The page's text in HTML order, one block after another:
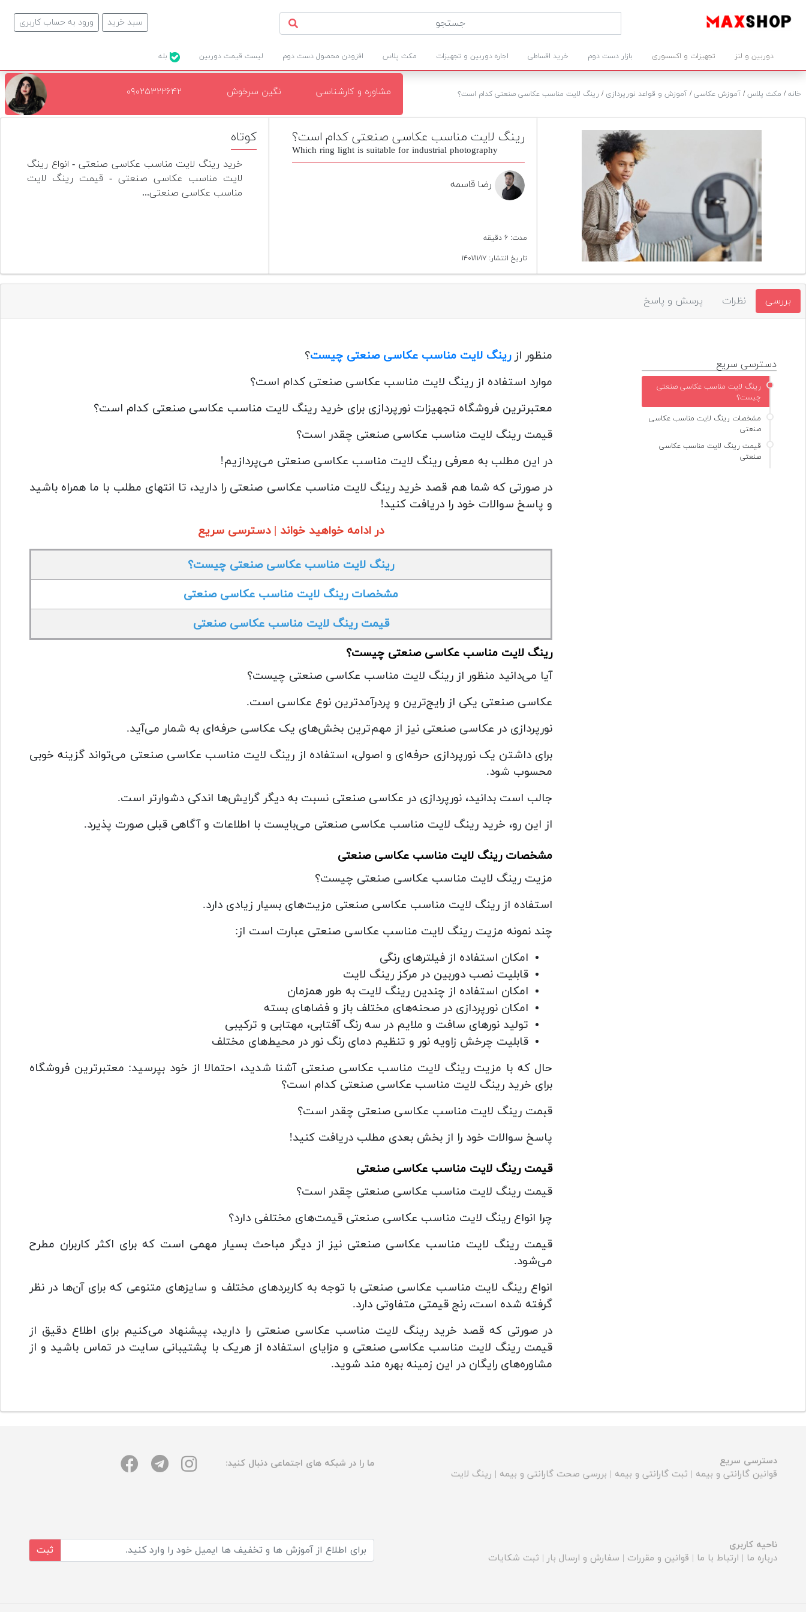
ورود به حساب کاربری سبد خرید
دوربین و لنز تجهیزات و اکسسوری بازار دست دوم خرید اقساطی اجاره دوربین و تجهیزات مکث پلاس افزودن محصول دست دوم لیست قیمت دوربین
خانه/ مکث پلاس/ آموزش عکاسی/ آموزش و قواعد نورپردازی / رینگ لایت مناسب عکاسی صنعتی کدام است؟ مشاوره و کارشناسی نگین سرخوش ۰۹۰۲۵۳۲۲۶۴۲
کوتاه
خرید رینگ لایت مناسب عکاسی صنعتی - انواع رینگ
لایت مناسب عکاسی صنعتی - قیمت رینگ لایت
مناسب عکاسی صنعتی...
رینگ لایت مناسب عکاسی صنعتی کدام است؟
Which ring light is suitable for industrial photography
رضا قاسمه
مدت: ۶ دقیقه
تاریخ انتشار: ۱۴۰۱/۱۱/۱۷
بررسی نظرات پرسش و پاسخ
منظور ازرینگ لایت مناسب عکاسی صنعتی چیست؟
موارد استفاده از رینگ لایت مناسب عکاسی صنعتی کدام است؟
معتبرترین فروشگاه تجهیزات نورپردازی برای خرید رینگ لایت مناسب عکاسی صنعتی کدام است؟
قیمت رینگ لایت مناسب عکاسی صنعتی چقدر است؟
در این مطلب به معرفی رینگ لایت مناسب عکاسی صنعتی می‌پردازیم!
در صورتی که شما هم قصد خرید رینگ لایت مناسب عکاسی صنعتی را دارید، تا انتهای مطلب با ما همراه باشید
و پاسخ سوالات خود را دریافت کنید!
در ادامه خواهید خواند | دسترسی سریع
رینگ لایت مناسب عکاسی صنعتی چیست؟
مشخصات رینگ لایت مناسب عکاسی صنعتی
قیمت رینگ لایت مناسب عکاسی صنعتی
رینگ لایت مناسب عکاسی صنعتی چیست؟
آیا می‌دانید منظور از رینگ لایت مناسب عکاسی صنعتی چیست؟
عکاسی صنعتی یکی از رایج‌ترین و پردرآمدترین نوع عکاسی است.
نورپردازی در عکاسی صنعتی نیز از مهم‌ترین بخش‌های یک عکاسی حرفه‌ای به شمار می‌آید.
برای داشتن یک نورپردازی حرفه‌ای و اصولی، استفاده از رینگ لایت مناسب عکاسی صنعتی می‌تواند گزینه خوبی
محسوب شود.
جالب است بدانید، نورپردازی در عکاسی صنعتی نسبت به دیگر گرایش‌ها اندکی دشوارتر است.
از این رو، خرید رینگ لایت مناسب عکاسی صنعتی می‌بایست با اطلاعات و آگاهی قبلی صورت پذیرد.
مشخصات رینگ لایت مناسب عکاسی صنعتی
مزیت رینگ لایت مناسب عکاسی صنعتی چیست؟
استفاده از رینگ لایت مناسب عکاسی صنعتی مزیت‌های بسیار زیادی دارد.
چند نمونه مزیت رینگ لایت مناسب عکاسی صنعتی عبارت است از:
امکان استفاده از فیلترهای رنگی
قابلیت نصب دوربین در مرکز رینگ لایت
امکان استفاده از چندین رینگ لایت به طور همزمان
امکان نورپردازی در صحنه‌های مختلف باز و فضاهای بسته
تولید نورهای سافت و ملایم در سه رنگ آفتابی، مهتابی و ترکیبی
قابلیت چرخش زاویه نور و تنظیم دمای رنگ نور در محیط‌های مختلف
حال که با مزیت رینگ لایت مناسب عکاسی صنعتی آشنا شدید، احتمالا از خود بپرسید: معتبرترین فروشگاه
برای خرید رینگ لایت مناسب عکاسی صنعتی کدام است؟
قبمت رینگ لایت مناسب عکاسی صنعتی چقدر است؟
پاسخ سوالات خود را از بخش بعدی مطلب دریافت کنید!
قیمت رینگ لایت مناسب عکاسی صنعتی
قیمت رینگ لایت مناسب عکاسی صنعتی چقدر است؟
چرا انواع رینگ لایت مناسب عکاسی صنعتی قیمت‌های مختلفی دارد؟
قیمت رینگ لایت مناسب عکاسی صنعتی نیز از دیگر مباحث بسیار مهمی است که برای اکثر کاربران مطرح
می‌شود.
انواع رینگ لایت مناسب عکاسی صنعتی با توجه به کاربردهای مختلف و سایزهای متنوعی که برای آن‌ها در نظر
گرفته شده است، رنج قیمتی متفاوتی دارد.
در صورتی که قصد خرید رینگ لایت مناسب عکاسی صنعتی را دارید، پیشنهاد می‌کنیم برای اطلاع دقیق از
قیمت رینگ لایت مناسب عکاسی صنعتی و مزایای استفاده از هریک با پشتیبانی سایت در تماس باشید و از
مشاوره‌های رایگان در این زمینه بهره مند شوید.
دسترسی سریع
رینگ لایت مناسب عکاسی صنعتی
چیست؟
مشخصات رینگ لایت مناسب عکاسی
صنعتی
قیمت رینگ لایت مناسب عکاسی
صنعتی
دسترسی سریع
قوانین گارانتی و بیمه | ثبت گارانتی و بیمه | بررسی صحت گارانتی و بیمه | رینگ لایت
ما را در شبکه های اجتماعی دنبال کنید:
ناحیه کاربری
درباره ما | ارتباط با ما | قوانین و مقررات | سفارش و ارسال بار | ثبت شکایات
ثبت